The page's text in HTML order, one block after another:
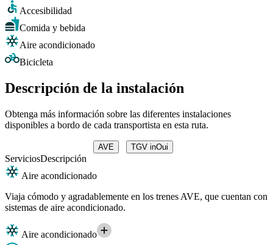
Accesibilidad
Comida y bebida
Aire acondicionado
Bicicleta
Descripción de la instalación
Obtenga más información sobre las diferentes instalaciones
disponibles a bordo de cada transportista en esta ruta.
AVE TGV inOui
ServiciosDescripción
Aire acondicionado
Viaja cómodo y agradablemente en los trenes AVE, que cuentan con
sistemas de aire acondicionado.
Aire acondicionado